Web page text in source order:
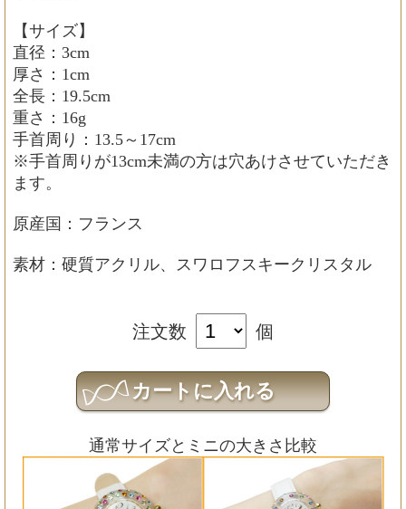
【サイズ】
直径：3cm
厚さ：1cm
全長：19.5cm
重さ：16g
手首周り：13.5～17cm
※手首周りが13cm未満の方は穴あけさせていただき
ます。
原産国：フランス
素材：硬質アクリル、スワロフスキークリスタル
注文数 個
通常サイズとミニの大きさ比較